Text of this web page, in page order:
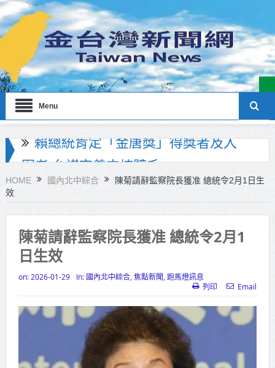
Menu
海巡署南部分署主官大換血 蔡順元
勉提升巡防戰力
北市鮮奶週報再升級！8月31日補助
擴大至國中生
雙北合作里程碑！萬大線動態測試
侯友宜蔣萬安攜手視察
高齡健康產業博覽會8/7盛大登場 新
北形象館亮相
打鐵厝北側產業園區產業設施公共
動土創造千個就業機會
HOME 國內北中綜合
陳菊請辭監察院長獲准 總統令2月1日生
效
陳菊請辭監察院長獲准 總統令2月1
日生效
on: 2026-01-29 In: 國內北中綜合, 焦點新聞 跑馬燈訊息
列印
Email